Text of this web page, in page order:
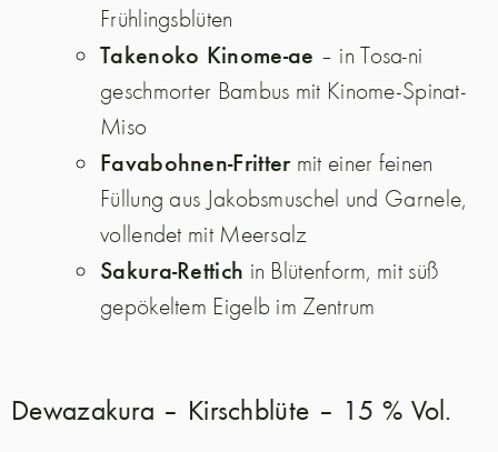
Frühlingsblüten
Takenoko Kinome-ae – in Tosa-ni
geschmorter Bambus mit Kinome-Spinat-
Miso
Favabohnen-Frittermit einer feinen
Füllung aus Jakobsmuschel und Garnele,
vollendet mit Meersalz
Sakura-Rettich in Blütenform, mit süß
gepökeltem Eigelb im Zentrum
Dewazakura – Kirschblüte – 15 % Vol.